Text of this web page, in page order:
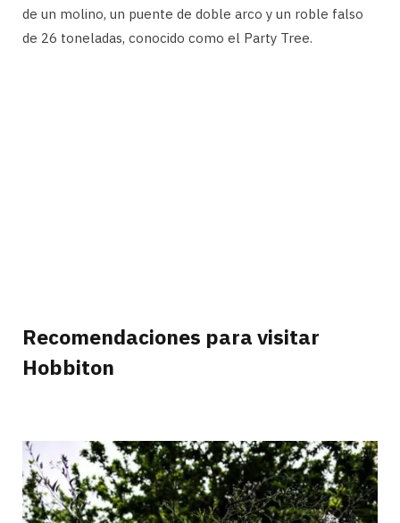
de un molino, un puente de doble arco y un roble falso
de 26 toneladas, conocido como el Party Tree.
Recomendaciones para visitar
Hobbiton